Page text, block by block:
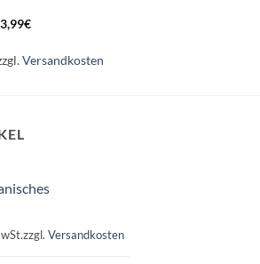
3,99€
Versandkosten
zzgl. Versandkosten